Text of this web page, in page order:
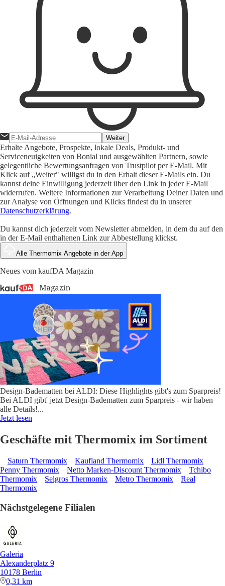
Weiter
Erhalte Angebote, Prospekte, lokale Deals, Produkt- und
Serviceneuigkeiten von Bonial und ausgewählten Partnern, sowie
gelegentliche Bewertungsanfragen von Trustpilot per E-Mail. Mit
Klick auf „Weiter" willigst du in den Erhalt dieser E-Mails ein. Du
kannst deine Einwilligung jederzeit über den Link in jeder E-Mail
widerrufen. Weitere Informationen zur Verarbeitung Deiner Daten und
zur Analyse von Öffnungen und Klicks findest du in unserer
Datenschutzerklärung.
Du kannst dich jederzeit vom Newsletter abmelden, in dem du auf den
in der E-Mail enthaltenen Link zur Abbestellung klickst.
Alle Thermomix Angebote in der App
Neues vom kaufDA Magazin
Design-Badematten bei ALDI: Diese Highlights gibt's zum Sparpreis!
Bei ALDI gibt' jetzt Design-Badematten zum Sparpreis - wir haben
alle Details!...
Jetzt lesen
Geschäfte mit Thermomix im Sortiment
Saturn Thermomix Kaufland Thermomix
Lidl Thermomix
Penny Thermomix
Netto Marken-Discount Thermomix
Tchibo
Thermomix
Selgros Thermomix Metro Thermomix
Real
Thermomix
Nächstgelegene Filialen
Galeria
Alexanderplatz 9
10178 Berlin
0,31 km